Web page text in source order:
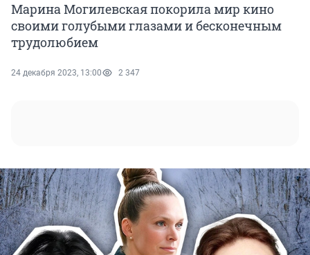
Марина Могилевская покорила мир кино
своими голубыми глазами и бесконечным
трудолюбием
24 декабря 2023, 13:00 2 347